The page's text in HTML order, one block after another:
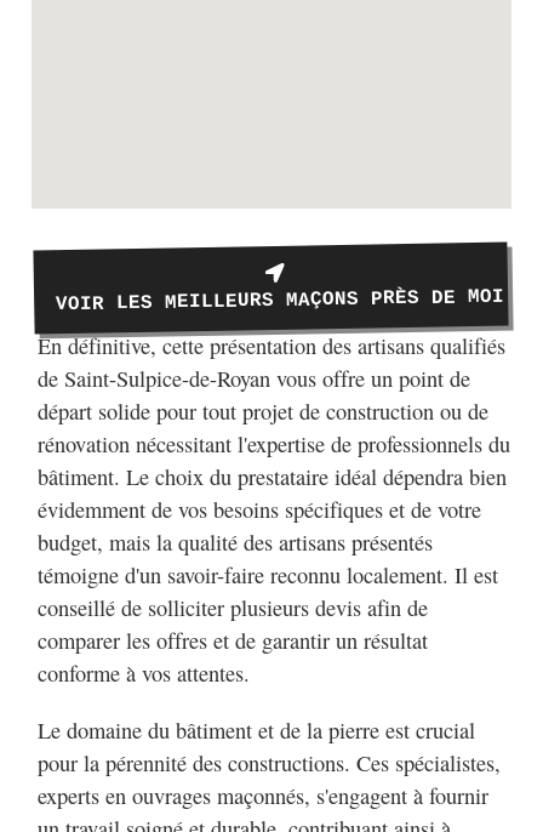
VOIR LES MEILLEURS MAÇONS PRÈS DE MOI
En définitive, cette présentation des artisans qualifiés
de Saint-Sulpice-de-Royan vous offre un point de
départ solide pour tout projet de construction ou de
rénovation nécessitant l'expertise de professionnels du
bâtiment. Le choix du prestataire idéal dépendra bien
évidemment de vos besoins spécifiques et de votre
budget, mais la qualité des artisans présentés
témoigne d'un savoir-faire reconnu localement. Il est
conseillé de solliciter plusieurs devis afin de
comparer les offres et de garantir un résultat
conforme à vos attentes.
Le domaine du bâtiment et de la pierre est crucial
pour la pérennité des constructions. Ces spécialistes,
experts en ouvrages maçonnés, s'engagent à fournir